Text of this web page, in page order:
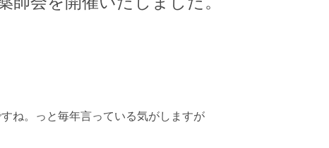
ね。っと毎年言っている気がしますが